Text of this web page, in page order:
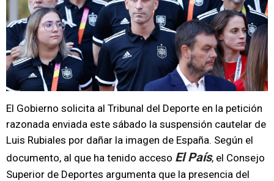
El Gobierno solicita al Tribunal del Deporte en la petición
razonada enviada este sábado la suspensión cautelar de
Luis Rubiales por dañar la imagen de España. Según el
documento, al que ha tenido acceso El País, el Consejo
Superior de Deportes argumenta que la presencia del